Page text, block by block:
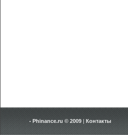
Phinance.ru © 2009 | Контакты